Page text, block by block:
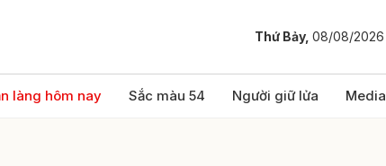
Thứ Bảy, 08/08/2026
làng hôm nay Sắc màu 54 Người giữ lửa Media
luận